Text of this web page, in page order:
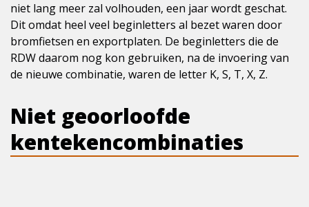
niet lang meer zal volhouden, een jaar wordt geschat.
Dit omdat heel veel beginletters al bezet waren door
bromfietsen en exportplaten. De beginletters die de
RDW daarom nog kon gebruiken, na de invoering van
de nieuwe combinatie, waren de letter K, S, T, X, Z.
Niet geoorloofde
kentekencombinaties